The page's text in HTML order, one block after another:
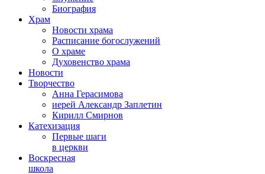
Биография
Храм
Новости храма
Расписание богослужений
О храме
Духовенство храма
Новости
Творчество
Анна Герасимова
иерей Александр Заплетин
Кирилл Смирнов
Катехизация
Первые шаги
в церкви
Воскресная
школа